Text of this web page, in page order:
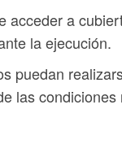
acceder a
la ejecución.
puedan
las